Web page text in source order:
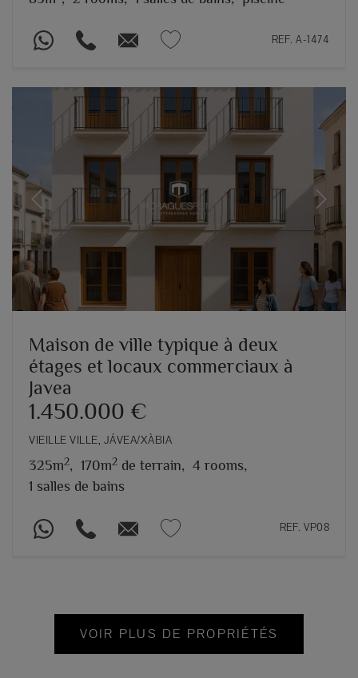
REF. A-1474
Previous Next
Maison de ville typique à deux
étages et locaux commerciaux à
Javea
1.450.000 €
VIEILLE VILLE, JÁVEA/XÀBIA
325m2, 170m2 de terrain, 4 rooms,
1 salles de bains
REF. VP08
VOIR PLUS DE PROPRIÉTÉS